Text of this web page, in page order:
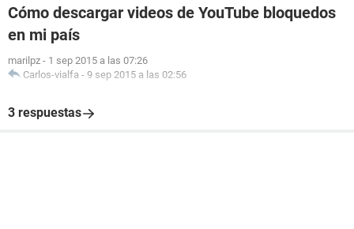
Cómo descargar videos de YouTube bloquedos
en mi país
marilpz - 1 sep 2015 a las 07:26
Carlos-vialfa - 9 sep 2015 a las 02:56
3 respuestas